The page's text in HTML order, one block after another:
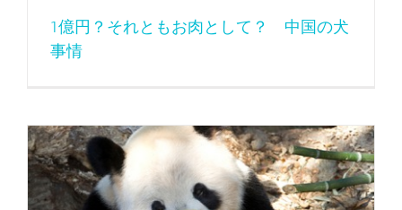
1億円？それともお肉として？ 中国の犬
事情